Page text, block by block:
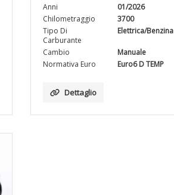
Anni
01/2026
Chilometraggio
3700
Tipo Di
Carburante
Elettrica/Benzina
Cambio
Manuale
Normativa Euro
Euro6 D TEMP
Dettaglio